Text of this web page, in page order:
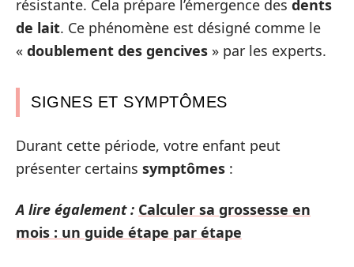
résistante. Cela prépare l’émergence des dents
de lait. Ce phénomène est désigné comme le
« doublement des gencives » par les experts.
SIGNES ET SYMPTÔMES
Durant cette période, votre enfant peut
présenter certains symptômes :
A lire également : Calculer sa grossesse en
mois : un guide étape par étape